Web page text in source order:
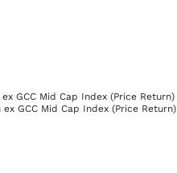
GCC Mid Cap Index (Price Return)
ex GCC Mid Cap Index (Price Return)